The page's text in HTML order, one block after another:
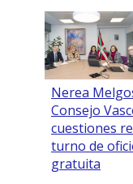
Nerea
Consejo
cuestiones
turno de
gratuita